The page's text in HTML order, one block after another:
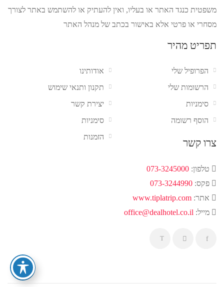
משפטית כנגד האתר או בעליו, ואין להעתיק או להשתמש באתר לצורך
מסחרי או פרטי אלא באישור בכתב של מנהל האתר
תפריט מהיר
אודותינו
תקנון ותנאי שימוש
יצירת קשר
סימניות
הזמנות
הפרופיל שלי
הרשומות שלי
סימניות
הוסף רשומה
צרו קשר
טלפון: 073-3245000
פקס: 073-3244990
אתר: www.tiplatrip.com
מייל: office@dealhotel.co.il